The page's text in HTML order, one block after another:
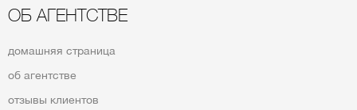
ОБ АГЕНТСТВЕ
домашняя страница
об агентстве
отзывы клиентов